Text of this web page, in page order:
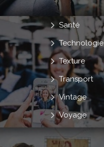
Santé
Technologie
Texture
Transport
Vintage
Voyage